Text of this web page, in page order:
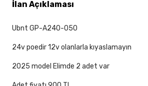
İlan Açıklaması
Ubnt GP-A240-050
24v poedir 12v olanlarla kıyaslamayın
2025 model Elimde 2 adet var